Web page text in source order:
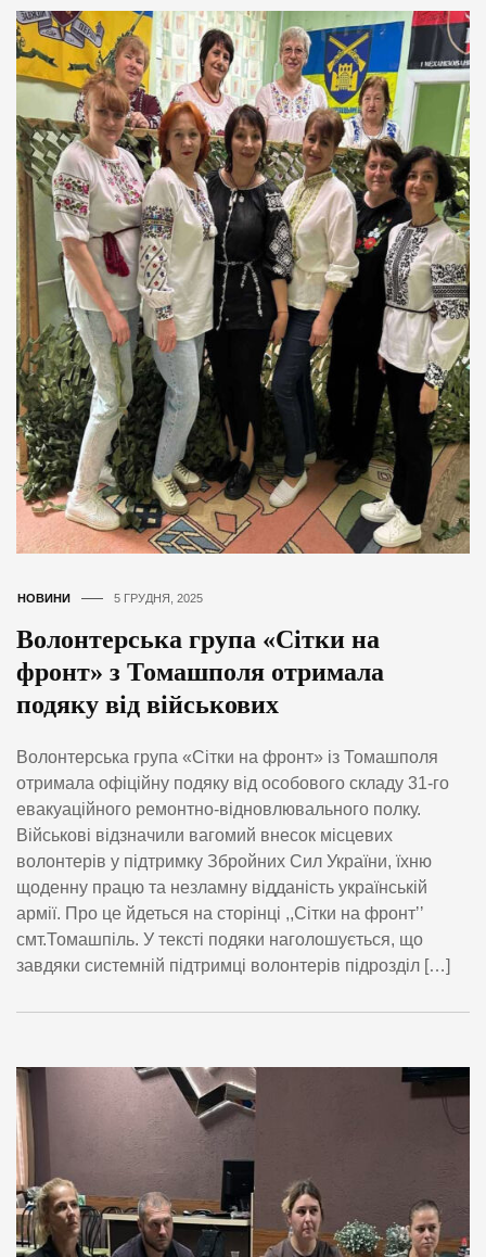
НОВИНИ 5 ГРУДНЯ, 2025
Волонтерська група «Сітки на
фронт» з Томашполя отримала
подяку від військових
Волонтерська група «Сітки на фронт» із Томашполя
отримала офіційну подяку від особового складу 31-го
евакуаційного ремонтно-відновлювального полку.
Військові відзначили вагомий внесок місцевих
волонтерів у підтримку Збройних Сил України, їхню
щоденну працю та незламну відданість українській
армії. Про це йдеться на сторінці ,,Сітки на фронтʼʼ
смт.Томашпіль. У тексті подяки наголошується, що
завдяки системній підтримці волонтерів підрозділ […]